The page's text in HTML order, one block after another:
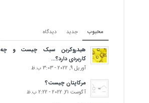
محبوب جدید دیدگاه‌
هیدروکربن سبک چیست و چه
کاربردی دارد؟...
آوریل 9, 2022 - 3:03 ب.ظ
مرکاپتان چیست؟
آگوست 21, 2022 - 2:22 ب.ظ